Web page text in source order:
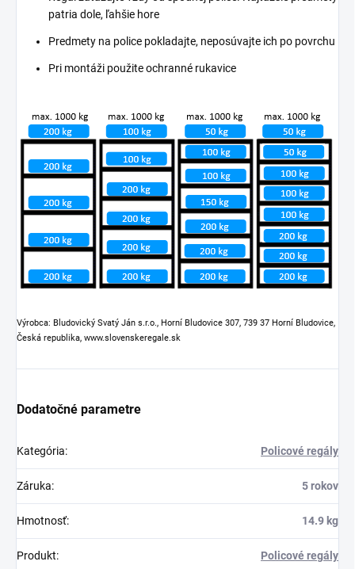
patria dole, ľahšie hore
Predmety na police pokladajte, neposúvajte ich po povrchu
Pri montáži použite ochranné rukavice
Výrobca: Bludovický Svatý Ján s.r.o., Horní Bludovice 307, 739 37 Horní Bludovice,
Česká republika, www.slovenskeregale.sk
Dodatočné parametre
Kategória: Policové regály
Záruka: 5 rokov
Hmotnosť: 14.9 kg
Produkt: Policové regály